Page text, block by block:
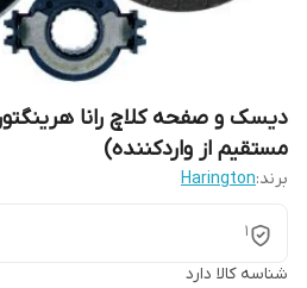
دیسک و صفحه کلاچ رانا
مستقیم از واردکننده)
برند:Harington
1
شناسه کالا دارد